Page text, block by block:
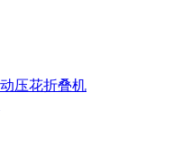
压花折叠机